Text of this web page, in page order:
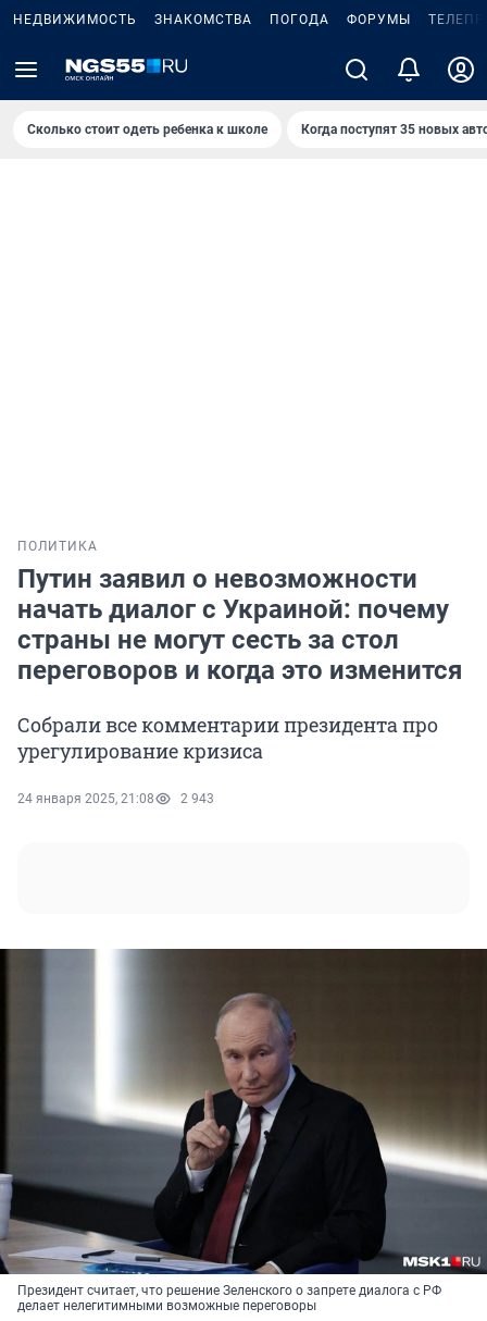
НЕДВИЖИМОСТЬ ЗНАКОМСТВА ПОГОДА ФОРУМЫ
Сколько стоит одеть ребенка к школе Когда поступят 35 новых
ПОЛИТИКА
Путин заявил о невозможности
начать диалог с Украиной: почему
страны не могут сесть за стол
переговоров и когда это изменится
Собрали все комментарии президента про
урегулирование кризиса
24 января 2025, 21:08 2 943
Президент считает, что решение Зеленского о запрете диалога с РФ
делает нелегитимными возможные переговоры